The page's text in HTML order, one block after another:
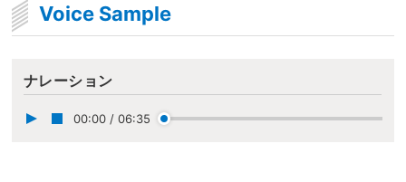
Voice Sample
ナレーション
00:00 / 06:35